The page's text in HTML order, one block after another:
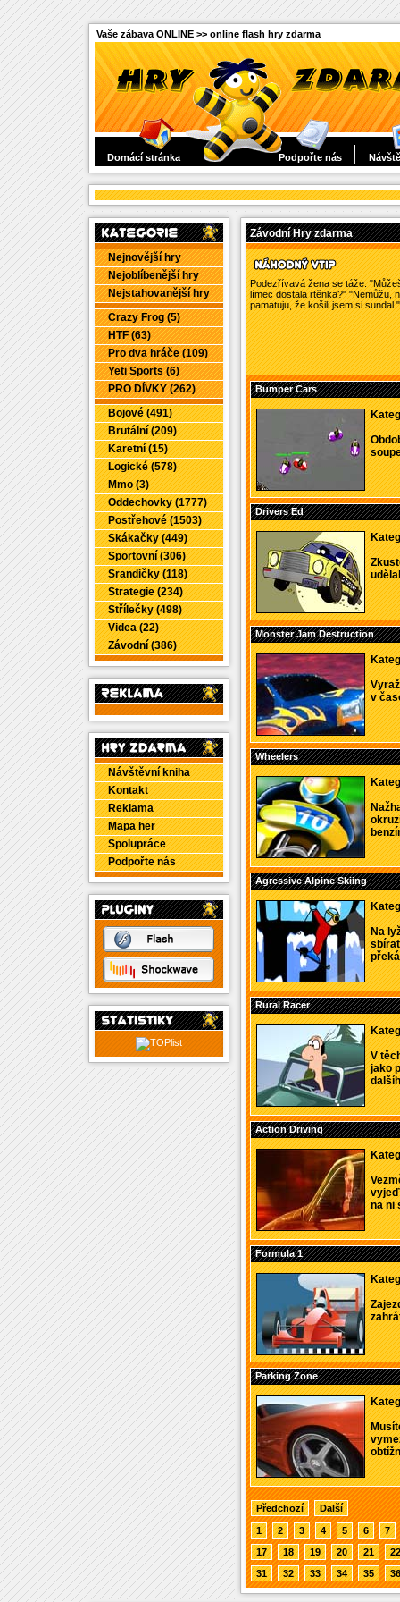
Vaše zábava ONLINE >> online flash hry zdarma
Domácí stránka Podpořte nás
Nejnovější hry
Nejoblíbenější hry
Nejstahovanější hry
Crazy Frog (5)
HTF (63)
Pro dva hráče (109)
Yeti Sports (6)
PRO DÍVKY (262)
Bojové (491)
Brutální (209)
Karetní (15)
Logické (578)
Mmo (3)
Oddechovky (1777)
Postřehové (1503)
Skákačky (449)
Sportovní (306)
Srandičky (118)
Strategie (234)
Střílečky (498)
Videa (22)
Závodní (386)
Návštěvní kniha
Kontakt
Reklama
Mapa her
Spolupráce
Podpořte nás
Závodní Hry zdarma
Podezřívavá žena se táže:
límec dostala rtěnka?" "Nemůžu,
pamatuju, že košili jsem si sundal."
Bumper Cars
Drivers Ed
Monster Jam Destruction
v
Wheelers
Agressive Alpine Skiing
Na
Rural Racer
V
jako
Action Driving
na ni
Formula 1
Parking Zone
Předchozí Další
1 2 3 4 5 6
7
17
18 19 20 21
22
31
32 33 34 35 36